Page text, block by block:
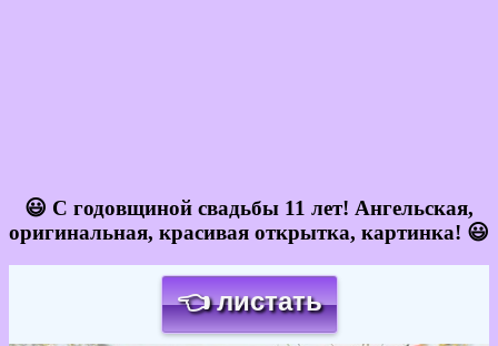
😃 С годовщиной свадьбы 11 лет! Ангельская,
оригинальная, красивая открытка, картинка! 😃
👈 листать